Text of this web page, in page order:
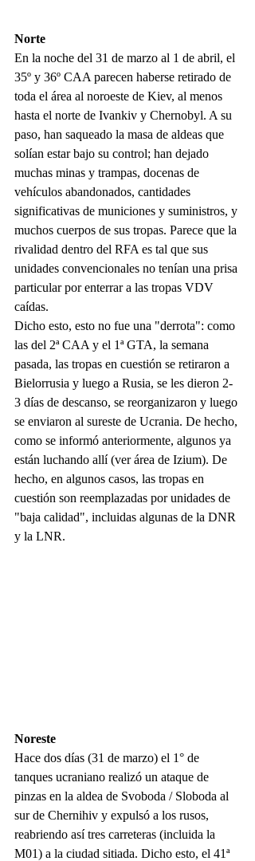
Norte
En la noche del 31 de marzo al 1 de abril, el
35º y 36º CAA parecen haberse retirado de
toda el área al noroeste de Kiev, al menos
hasta el norte de Ivankiv y Chernobyl. A su
paso, han saqueado la masa de aldeas que
solían estar bajo su control; han dejado
muchas minas y trampas, docenas de
vehículos abandonados, cantidades
significativas de municiones y suministros, y
muchos cuerpos de sus tropas. Parece que la
rivalidad dentro del RFA es tal que sus
unidades convencionales no tenían una prisa
particular por enterrar a las tropas VDV
caídas.
Dicho esto, esto no fue una "derrota": como
las del 2ª CAA y el 1ª GTA, la semana
pasada, las tropas en cuestión se retiraron a
Bielorrusia y luego a Rusia, se les dieron 2-
3 días de descanso, se reorganizaron y luego
se enviaron al sureste de Ucrania. De hecho,
como se informó anteriormente, algunos ya
están luchando allí (ver área de Izium). De
hecho, en algunos casos, las tropas en
cuestión son reemplazadas por unidades de
"baja calidad", incluidas algunas de la DNR
y la LNR.
Noreste
Hace dos días (31 de marzo) el 1° de
tanques ucraniano realizó un ataque de
pinzas en la aldea de Svoboda / Sloboda al
sur de Chernihiv y expulsó a los rusos,
reabriendo así tres carreteras (incluida la
M01) a la ciudad sitiada. Dicho esto, el 41ª